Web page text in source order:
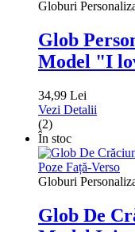
Globuri
Glob
Model "I
34,99 Lei
Vezi Detalii
(2)
În stoc
Globuri
Glob De